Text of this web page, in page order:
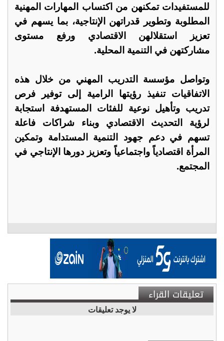
للمستفيدات تمكنهن من اكتساب المهارات المهنية
المطلوبة وتطوير قدراتهن الإنتاجية، بما يسهم في
تعزيز استقلالهن الاقتصادي ورفع مستوى
مشاركتهن في التنمية المحلية.
وتواصل مؤسسة التدريب المهني من خلال هذه
الاتفاقيات تنفيذ رؤيتها الرامية إلى توفير فرص
تدريب وتأهيل نوعية للفئات المستهدفة استجابة
لرؤية التحديث الاقتصادي وبناء شراكات فاعلة
تسهم في دعم جهود التنمية المستدامة وتمكين
المرأة اقتصادياً واجتماعياً وتعزيز دورها الإنتاجي في
المجتمع.
تعليقات القراء
لا يوجد تعليقات